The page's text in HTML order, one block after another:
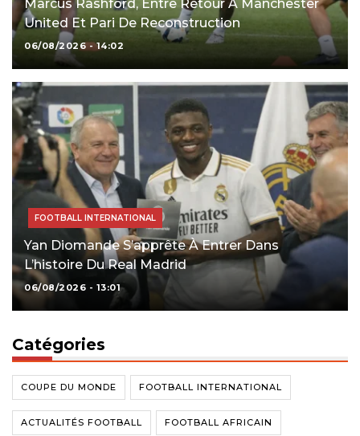
Marcus Rashford, Entre Retour À Manchester
United Et Pari De Reconstruction
06/08/2026 - 14:02
FOOTBALL INTERNATIONAL
Yan Diomande S’apprête À Entrer Dans
L’histoire Du Real Madrid
06/08/2026 - 13:01
Catégories
COUPE DU MONDE FOOTBALL INTERNATIONAL
ACTUALITÉS FOOTBALL FOOTBALL AFRICAIN